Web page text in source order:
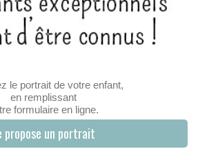
le portrait de votre enfant,
en remplissant
formulaire en ligne.
propose un portrait